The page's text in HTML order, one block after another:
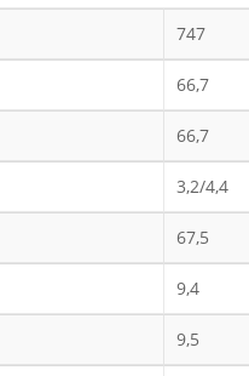
747
66,7
66,7
3,2/4,4
67,5
9,4
9,5